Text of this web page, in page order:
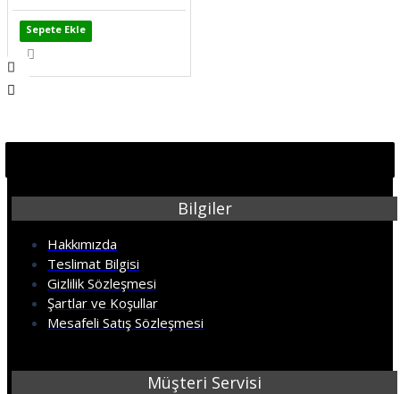
Sepete Ekle
Bilgiler
Hakkımızda
Teslimat Bilgisi
Gizlilik Sözleşmesi
Şartlar ve Koşullar
Mesafeli Satış Sözleşmesi
Müşteri Servisi